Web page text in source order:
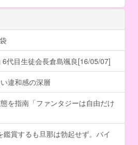
代目生徒会長倉島颯良[16/05/07]
違和感の深層
を指南「ファンタジーは自由だけ
賞するも旦那は勃起せず。バイ